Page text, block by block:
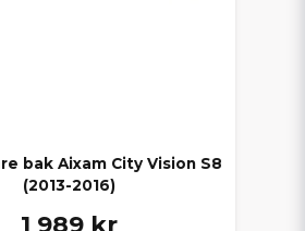
bak Aixam City Vision S8
(2013-2016)
1 989 kr